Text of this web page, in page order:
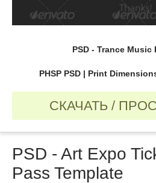
PSD - Trance Music
PHSP PSD | Print
СКАЧАТЬ /
PSD - Art Expo
Pass Template